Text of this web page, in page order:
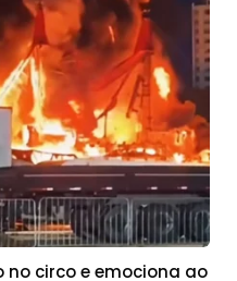
no circo e emociona ao